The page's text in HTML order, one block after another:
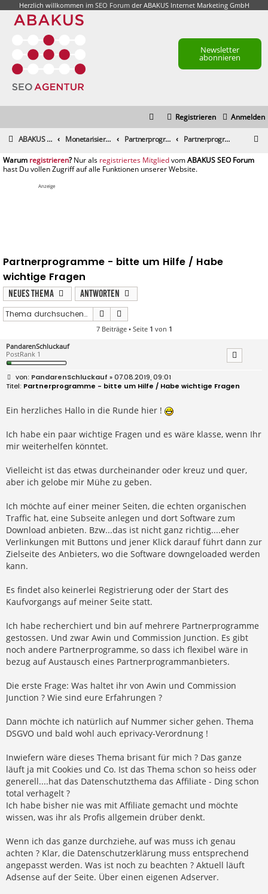
Herzlich willkommen im SEO Forumder ABAKUS Internet Marketing GmbH
Newsletter
abonnieren
Anmelden
Registrieren
ABAKUS Foren-Übersicht Monetarisierung & Controlling Partnerprogramme und Partnernetzwerke Partnerprogramme - bitte um Hilfe / Habe wichtige Fragen
registrieren registriertes Mitglied
Anzeige
Partnerprogramme - bitte um Hilfe / Habe
wichtige Fragen
Neues Thema
Antworten
Suche
7 Beiträge • Seite 1 von 1
PandarenSchluckauf
PostRank 1
B
e
i
r
a
PandarenSchluckauf » 07.08.2019, 09:01
Partnerprogramme - bitte um Hilfe / Habe wichtige Fragen
Ein herzliches Hallo in die Runde hier !
Ich habe ein paar wichtige Fragen und es wäre klasse, wenn Ihr
mir weiterhelfen könntet.
Vielleicht ist das etwas durcheinander oder kreuz und quer,
aber ich gelobe mir Mühe zu geben.
Ich möchte auf einer meiner Seiten, die echten organischen
Traffic hat, eine Subseite anlegen und dort Software zum
Download anbieten. Bzw...das ist nicht ganz richtig....eher
Verlinkungen mit Buttons und jener Klick darauf führt dann zur
Zielseite des Anbieters, wo die Software downgeloaded werden
kann.
Es findet also keinerlei Registrierung oder der Start des
Kaufvorgangs auf meiner Seite statt.
Ich habe recherchiert und bin auf mehrere Partnerprogramme
gestossen. Und zwar Awin und Commission Junction. Es gibt
noch andere Partnerprogramme, so dass ich flexibel wäre in
bezug auf Austausch eines Partnerprogrammanbieters.
Die erste Frage: Was haltet ihr von Awin und Commission
Junction ? Wie sind eure Erfahrungen ?
Dann möchte ich natürlich auf Nummer sicher gehen. Thema
DSGVO und bald wohl auch eprivacy-Verordnung !
Inwiefern wäre dieses Thema brisant für mich ? Das ganze
läuft ja mit Cookies und Co. Ist das Thema schon so heiss oder
generell....hat das Datenschutzthema das Affiliate - Ding schon
total verhagelt ?
Ich habe bisher nie was mit Affiliate gemacht und möchte
wissen, was ihr als Profis allgemein drüber denkt.
Wenn ich das ganze durchziehe, auf was muss ich genau
achten ? Klar, die Datenschutzerklärung muss entsprechend
angepasst werden. Was ist noch zu beachten ? Aktuell läuft
Adsense auf der Seite. Über einen eigenen Adserver.